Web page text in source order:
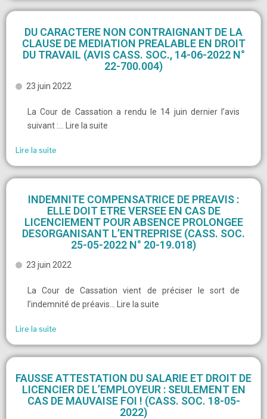
DU CARACTERE NON CONTRAIGNANT DE LA
CLAUSE DE MEDIATION PREALABLE EN DROIT
DU TRAVAIL (AVIS CASS. SOC., 14-06-2022 N°
22-700.004)
23 juin 2022
La Cour de Cassation a rendu le 14 juin dernier l’avis
suivant :… Lire la suite
Lire la suite
INDEMNITE COMPENSATRICE DE PREAVIS :
ELLE DOIT ETRE VERSEE EN CAS DE
LICENCIEMENT POUR ABSENCE PROLONGEE
DESORGANISANT L’ENTREPRISE (CASS. SOC.
25-05-2022 N° 20-19.018)
23 juin 2022
La Cour de Cassation vient de préciser le sort de
l’indemnité de préavis… Lire la suite
Lire la suite
FAUSSE ATTESTATION DU SALARIE ET DROIT DE
LICENCIER DE L’EMPLOYEUR : SEULEMENT EN
CAS DE MAUVAISE FOI ! (CASS. SOC. 18-05-
2022)